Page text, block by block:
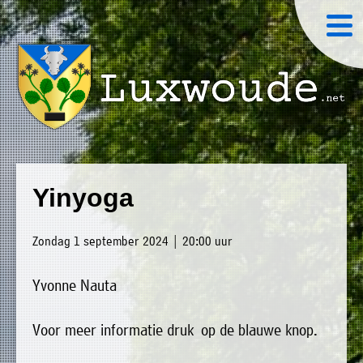
Yinyoga
Zondag 1 september 2024 | 20:00 uur
Yvonne Nauta
Voor meer informatie druk op de blauwe knop.
»
Home
»
Welkom
»
Nieuws
»
Agenda
»
Luxwoude.net
website@luxwoude.net
Plaatselijk
belang
Op
dit
moment
bestaat
het
bestuur